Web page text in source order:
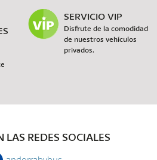
SERVICIO VIP
Disfrute de la comodidad
de nuestros vehículos
privados.
LAS REDES SOCIALES